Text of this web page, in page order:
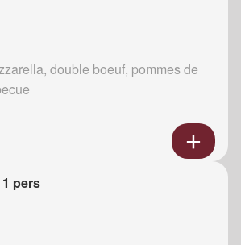
double boeuf, pommes de
pers